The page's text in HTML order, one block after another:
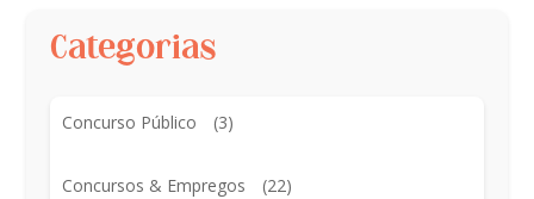
Categorias
Concurso Público (3)
Concursos & Empregos (22)